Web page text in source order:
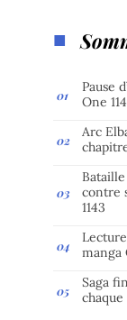
Pause
One
Arc
contre
1143
manga
Saga